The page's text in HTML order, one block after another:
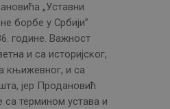
„Уставни
борбе у Србији”
године. Важност
и са историјског,
књижевног, и са
јер Продановић
са термином устава и